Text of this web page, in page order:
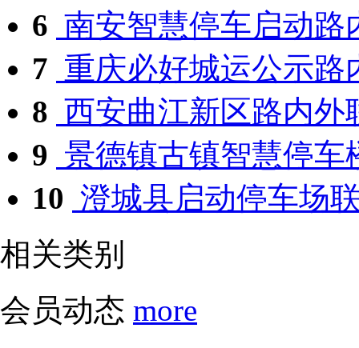
6 南安智慧停车启动路
7 重庆必好城运公示路
8 西安曲江新区路内外
9 景德镇古镇智慧停车
10 澄城县启动停车场
相关类别
会员动态 more